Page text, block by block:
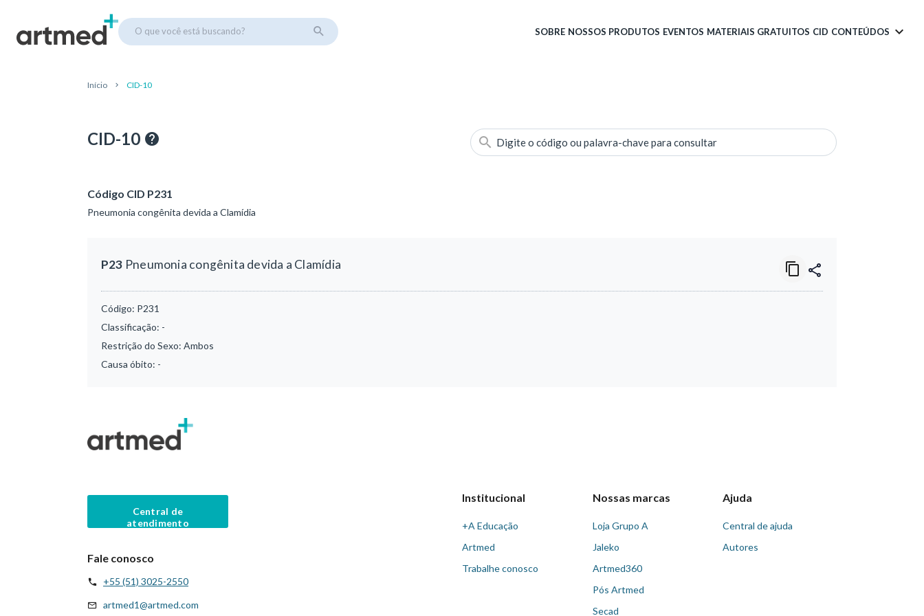
O que você está buscando? SOBRE NOSSOS PRODUTOS EVENTOS MATERIAIS GRATUITOS CID CONTEÚDOS
Início CID-10
CID-10 Digite o código ou palavra-chave para consultar
Código CID P231
Pneumonia congênita devida a Clamídia
P23 Pneumonia congênita devida a Clamídia
Código: P231
Classificação: -
Restrição do Sexo: Ambos
Causa óbito: -
Central de
atendimento
Fale conosco
+55 (51) 3025-2550
artmed1@artmed.com
Institucional
+A Educação
Artmed
Trabalhe conosco
Nossas marcas
Loja Grupo A
Jaleko
Artmed360
Pós Artmed
Secad
Ajuda
Central de ajuda
Autores